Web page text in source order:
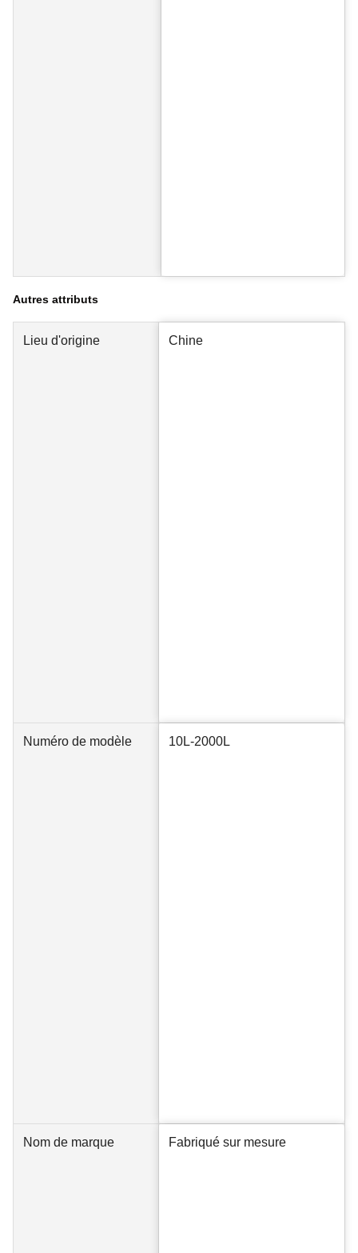
Autres attributs
Lieu d'origine Chine
Numéro de modèle 10L-2000L
Nom de marque Fabriqué sur mesure